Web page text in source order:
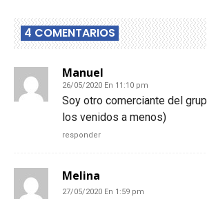
4 COMENTARIOS
Manuel
26/05/2020 En 11:10 pm
Soy otro comerciante del
los venidos a menos)
responder
Melina
27/05/2020 En 1:59 pm